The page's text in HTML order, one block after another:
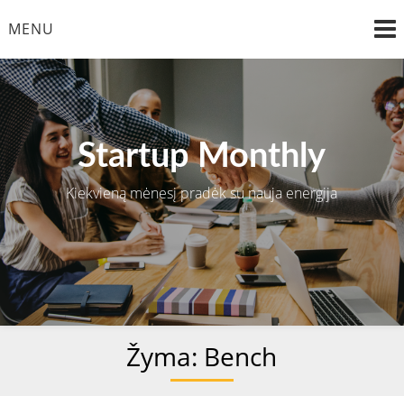
toMENU
Startup Monthly
Kiekvieną mėnesį pradėk su nauja energija
Žyma: Bench